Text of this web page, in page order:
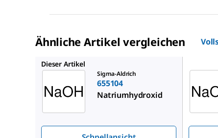
Ähnliche Artikel vergleichen
Dieser Artikel
Sigma-Aldrich
655104
Natriumhydroxid